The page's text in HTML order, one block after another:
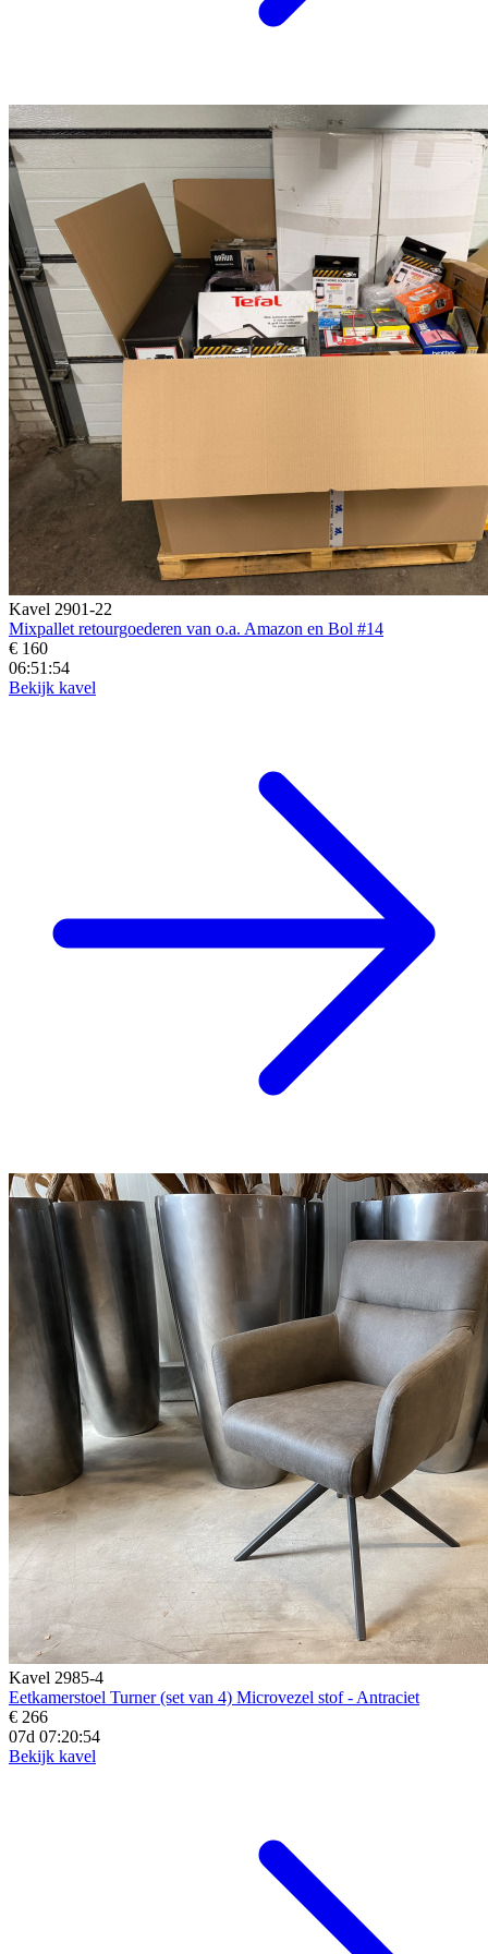
Kavel 2901-22
Mixpallet retourgoederen van o.a. Amazon en Bol #14
€ 160
06:51:52
Bekijk kavel
Kavel 2985-4
Eetkamerstoel Turner (set van 4) Microvezel stof - Antraciet
€ 266
07d 07:20:52
Bekijk kavel